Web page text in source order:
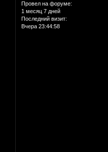
Провел на форуме:
1 месяц 7 дней
Последний визит:
Вчера 23:44:58